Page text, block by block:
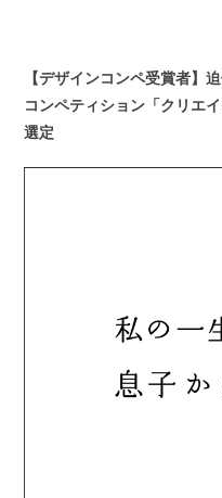
【デザインコンペ受賞者】
コンペティション「クリエ
選定